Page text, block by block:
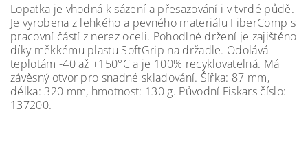
Lopatka je vhodná k sázení a přesazování i v tvrdé půdě.
Je vyrobena z lehkého a pevného materiálu FiberComp s
pracovní částí z nerez oceli. Pohodlné držení je zajištěno
díky měkkému plastu SoftGrip na držadle. Odolává
teplotám -40 až +150°C a je 100% recyklovatelná. Má
závěsný otvor pro snadné skladování. Šířka: 87 mm,
délka: 320 mm, hmotnost: 130 g. Původní Fiskars číslo:
137200.